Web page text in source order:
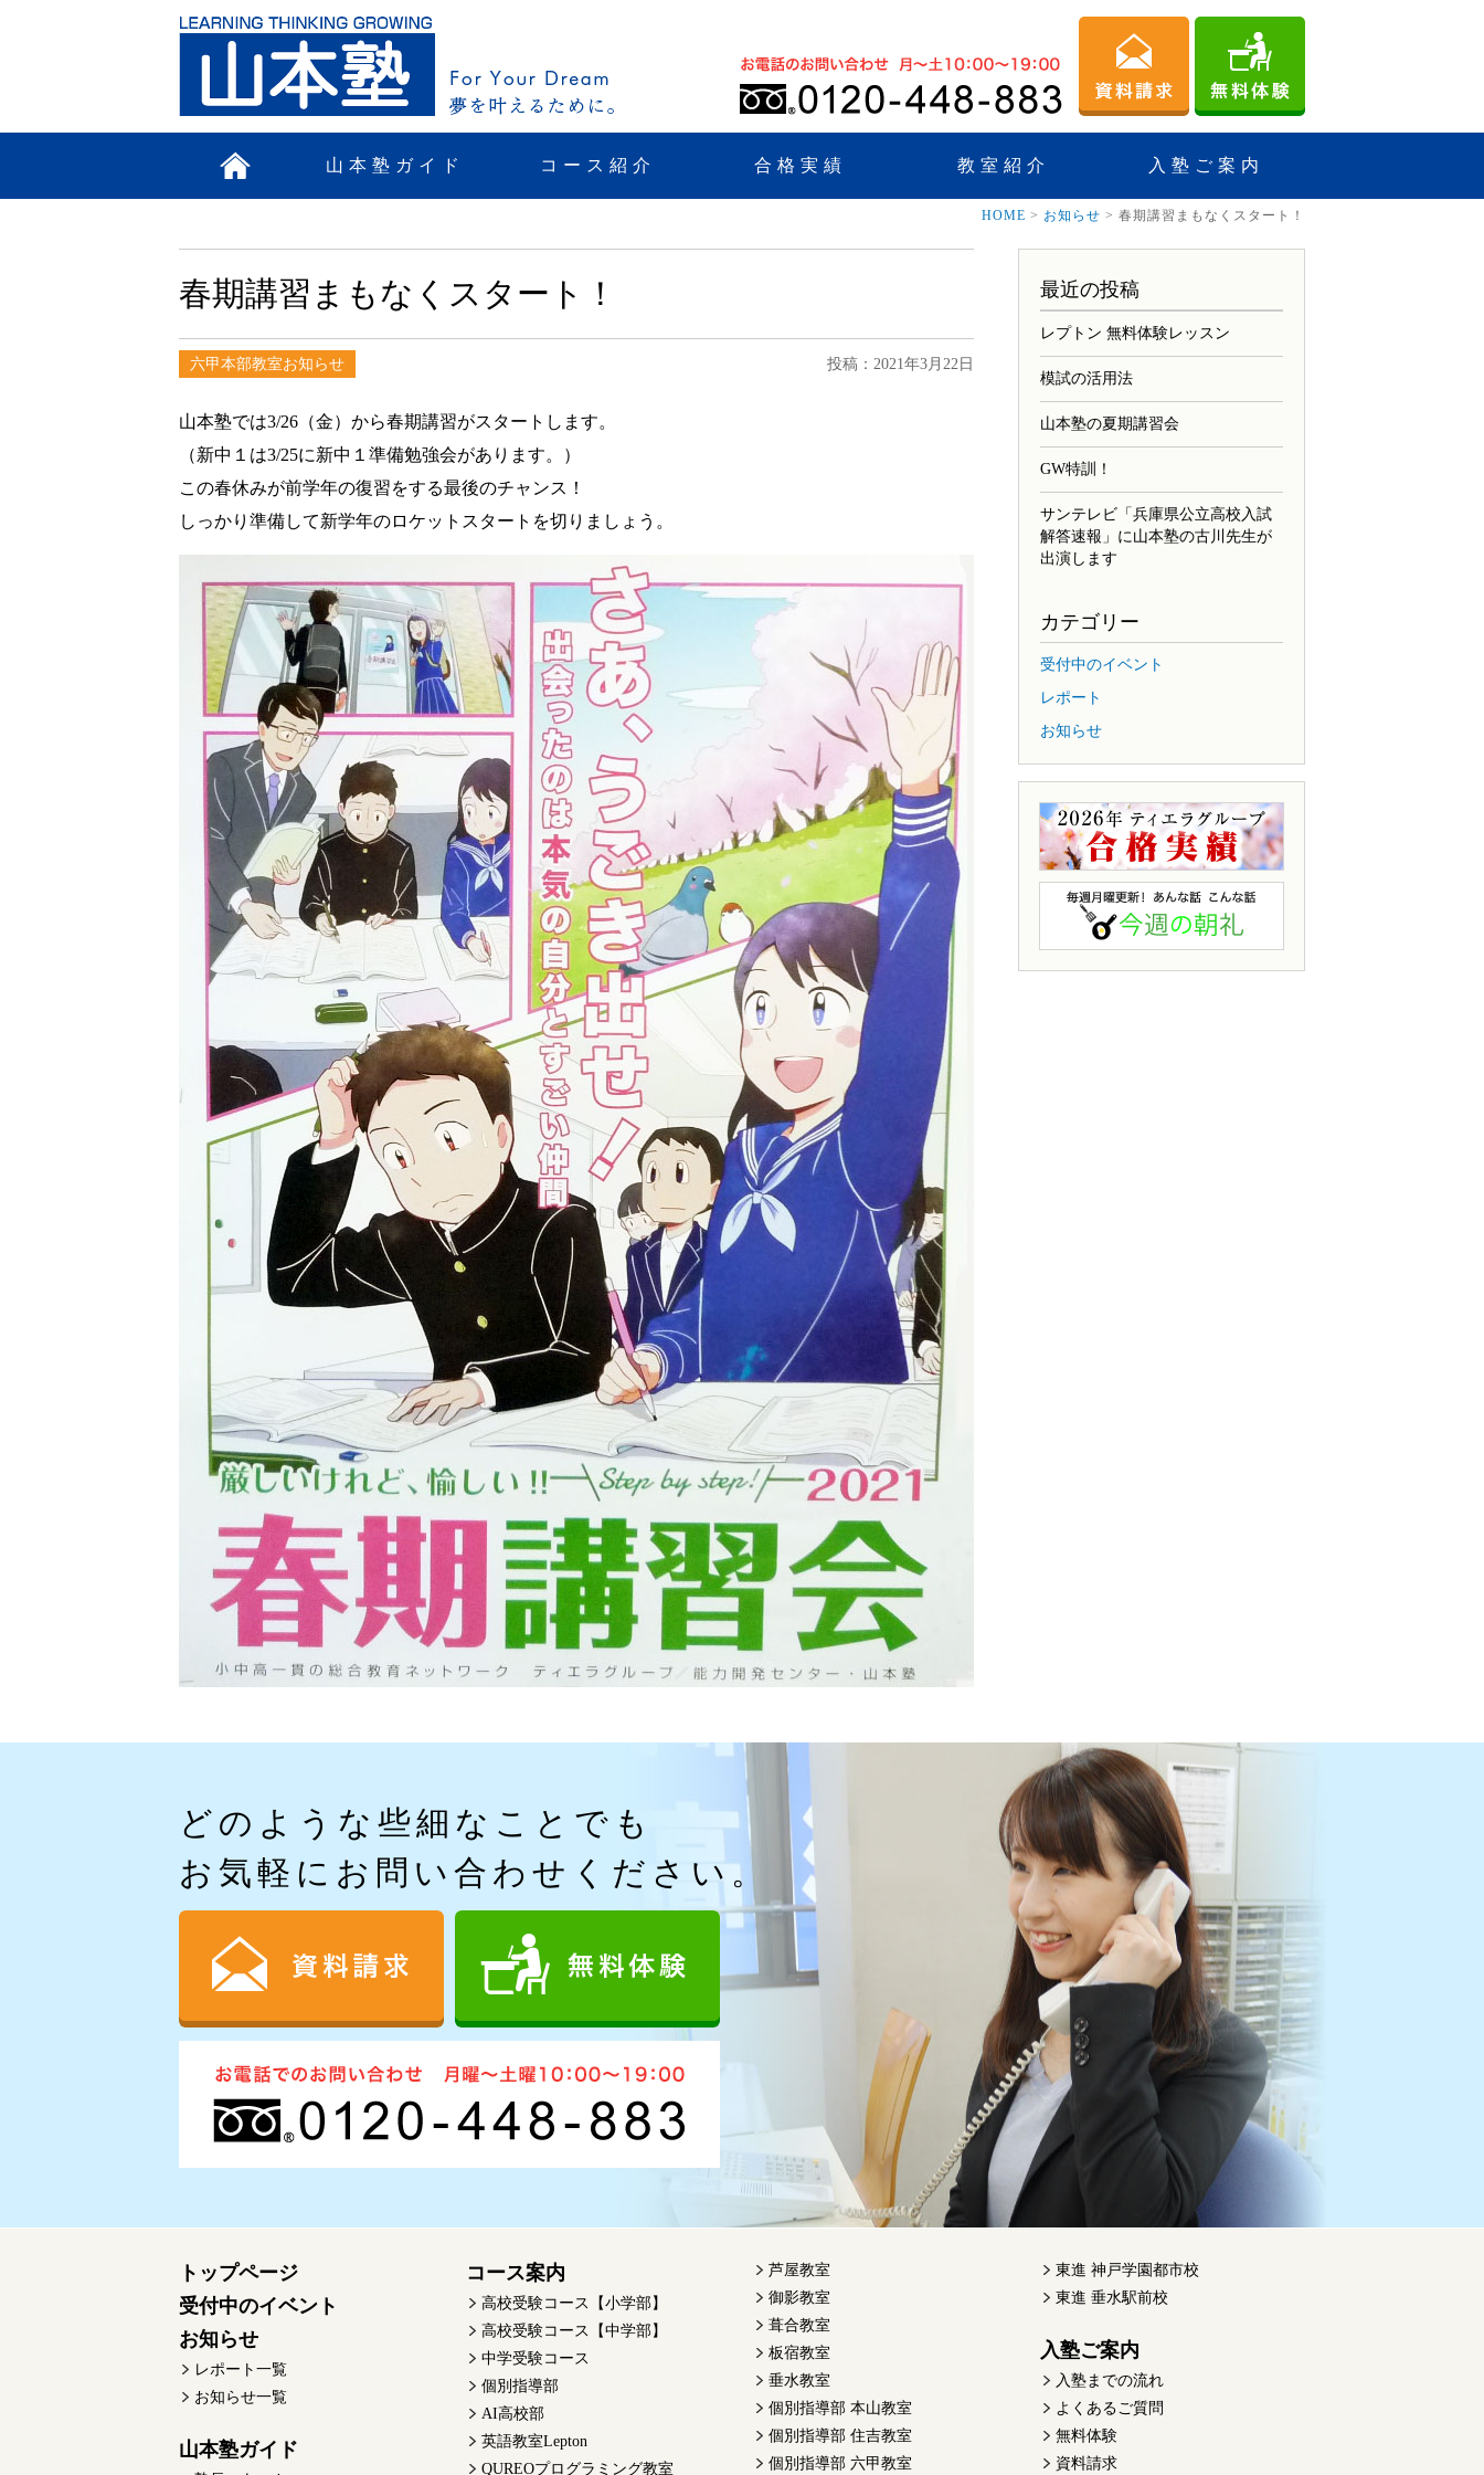
山本塾ガイド コース紹介 合格実績 教室紹介 入塾ご案内
HOME > お知らせ > 春期講習まもなくスタート！
春期講習まもなくスタート！
六甲本部教室お知らせ 投稿：2021年3月22日
山本塾では3/26（金）から春期講習がスタートします。
（新中１は3/25に新中１準備勉強会があります。）
この春休みが前学年の復習をする最後のチャンス！
しっかり準備して新学年のロケットスタートを切りましょう。
最近の投稿
レプトン 無料体験レッスン
模試の活用法
山本塾の夏期講習会
GW特訓！
サンテレビ「兵庫県公立高校入試
解答速報」に山本塾の古川先生が
出演します
カテゴリー
受付中のイベント
レポート
お知らせ
どのような些細なことでも
お気軽にお問い合わせください。
トップページ
受付中のイベント
お知らせ
レポート一覧
お知らせ一覧
山本塾ガイド
コース案内
高校受験コース【小学部】
高校受験コース【中学部】
中学受験コース
個別指導部
AI高校部
英語教室Lepton
QUREOプログラミング教室
芦屋教室
御影教室
葺合教室
板宿教室
垂水教室
個別指導部 本山教室
個別指導部 住吉教室
個別指導部 六甲教室
東進 神戸学園都市校
東進 垂水駅前校
入塾ご案内
入塾までの流れ
よくあるご質問
無料体験
資料請求